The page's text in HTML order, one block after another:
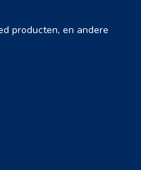
producten, en andere